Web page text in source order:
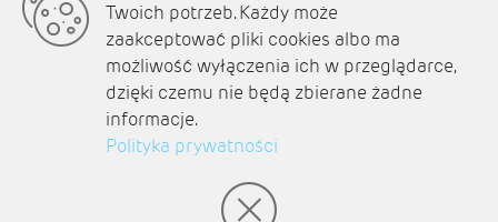
Kontakt
Polityka prywatności
Aktualności
Zaplanuj podróż
© amb software 2004-2021
Twoich potrzeb. Każdy może
zaakceptować pliki cookies albo ma
możliwość wyłączenia ich w przeglądarce,
dzięki czemu nie będą zbierane żadne
informacje.
Polityka prywatności